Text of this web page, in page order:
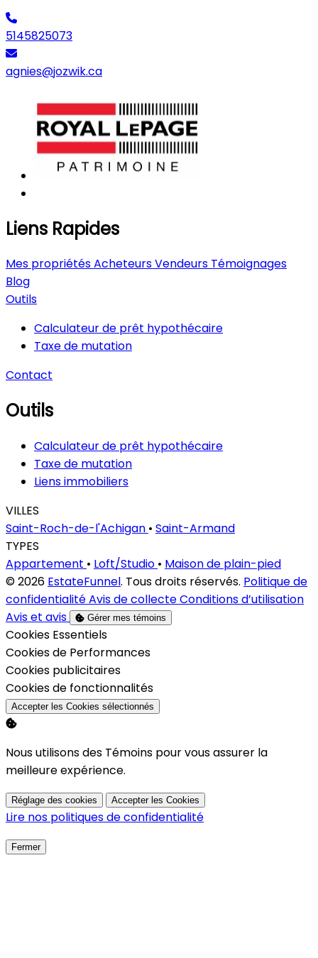
5145825073
agnies@jozwik.ca
Liens Rapides
Mes propriétésAcheteursVendeurs Témoignages
Blog
Outils
Calculateur de prêt hypothécaire
Taxe de mutation
Contact
Outils
Calculateur de prêt hypothécaire
Taxe de mutation
Liens immobiliers
VILLES
Saint-Roch-de-l'Achigan • Saint-Armand
TYPES
Appartement • Loft/Studio • Maison de plain-pied
© 2026 EstateFunnel. Tous droits réservés. Politique de
confidentialitéAvis de collecteConditions d’utilisation
Avis et avis
Gérer mes témoins
Activer
Cookies Essentiels
Activer
Cookies de Performances
Activer
Cookies publicitaires
Activer
Cookies de fonctionnalités
Accepter les Cookies sélectionnés
Nous utilisons des Témoins pour vous assurer la
meilleure expérience.
Réglage des cookies Accepter les Cookies
Lire nos politiques de confidentialité
Fermer